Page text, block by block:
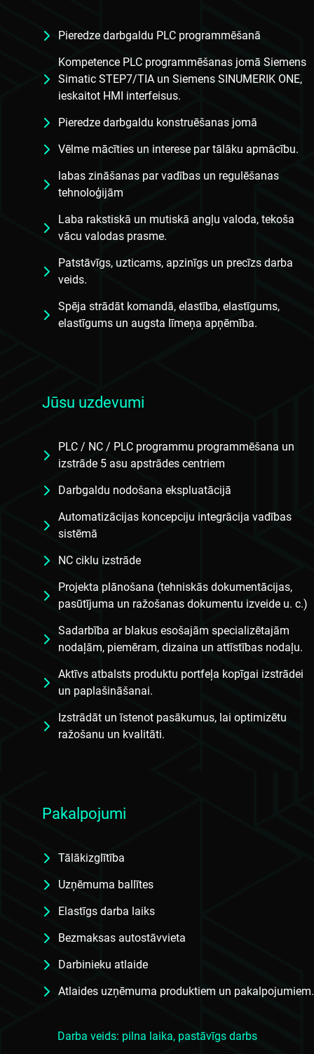
Pieredze darbgaldu PLC programmēšanā
Kompetence PLC programmēšanas jomā Siemens
Simatic STEP7/TIA un Siemens SINUMERIK ONE,
ieskaitot HMI interfeisus.
Pieredze darbgaldu konstruēšanas jomā
Vēlme mācīties un interese par tālāku apmācību.
labas zināšanas par vadības un regulēšanas
tehnoloģijām
Laba rakstiskā un mutiskā angļu valoda, tekoša
vācu valodas prasme.
Patstāvīgs, uzticams, apzinīgs un precīzs darba
veids.
Spēja strādāt komandā, elastība, elastīgums,
elastīgums un augsta līmeņa apņēmība.
Jūsu uzdevumi
PLC / NC / PLC programmu programmēšana un
izstrāde 5 asu apstrādes centriem
Darbgaldu nodošana ekspluatācijā
Automatizācijas koncepciju integrācija vadības
sistēmā
NC ciklu izstrāde
Projekta plānošana (tehniskās dokumentācijas,
pasūtījuma un ražošanas dokumentu izveide u. c.)
Sadarbība ar blakus esošajām specializētajām
nodaļām, piemēram, dizaina un attīstības nodaļu.
Aktīvs atbalsts produktu portfeļa kopīgai izstrādei
un paplašināšanai.
Izstrādāt un īstenot pasākumus, lai optimizētu
ražošanu un kvalitāti.
Pakalpojumi
Tālākizglītība
Uzņēmuma ballītes
Elastīgs darba laiks
Bezmaksas autostāvvieta
Darbinieku atlaide
Atlaides uzņēmuma produktiem un pakalpojumiem.
Darba veids: pilna laika, pastāvīgs darbs